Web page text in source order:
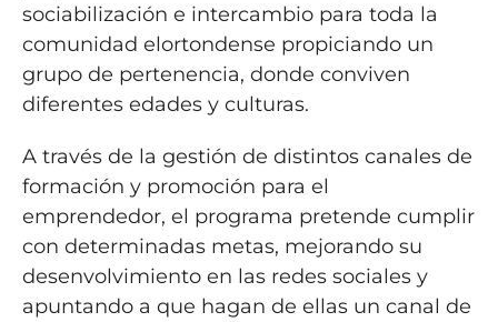
sociabilización e intercambio para toda la
comunidad elortondense propiciando un
grupo de pertenencia, donde conviven
diferentes edades y culturas.
A través de la gestión de distintos canales de
formación y promoción para el
emprendedor, el programa pretende cumplir
con determinadas metas, mejorando su
desenvolvimiento en las redes sociales y
apuntando a que hagan de ellas un canal de